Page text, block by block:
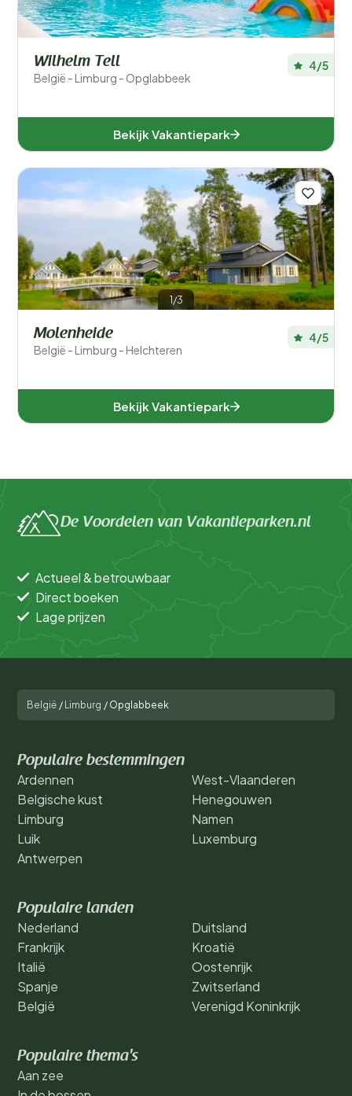
Wilhelm Tell
België - Limburg - Opglabbeek
4/5
Bekijk Vakantiepark
1/3
Molenheide
België - Limburg - Helchteren
4/5
Bekijk Vakantiepark
De Voordelen van Vakantieparken.nl
Actueel & betrouwbaar
Direct boeken
Lage prijzen
België / Limburg / Opglabbeek
Populaire bestemmingen
Ardennen
Belgische kust
Limburg
Luik
Antwerpen
West-Vlaanderen
Henegouwen
Namen
Luxemburg
Populaire landen
Nederland
Frankrijk
Italië
Spanje
België
Duitsland
Kroatië
Oostenrijk
Zwitserland
Verenigd Koninkrijk
Populaire thema's
Aan zee